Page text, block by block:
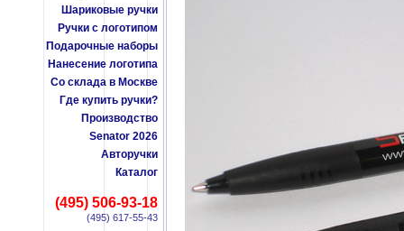
Шариковые ручки
Ручки с логотипом
Подарочные наборы
Нанесение логотипа
Со склада в Москве
Где купить ручки?
Производство
Senator 2026
Авторучки
Каталог
(495) 506-93-18
(495) 617-55-43